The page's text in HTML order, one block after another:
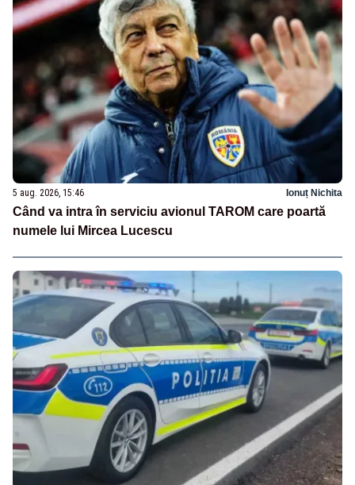
5 aug. 2026, 15:46 Ionuț Nichita
Când va intra în serviciu avionul TAROM care poartă
numele lui Mircea Lucescu